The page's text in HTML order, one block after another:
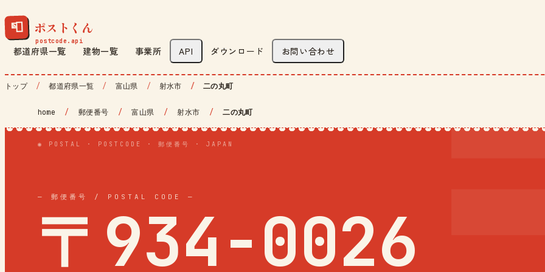
📮 ポストくん
都道府県一覧 建物一覧 事業所 API ダウンロード お問い合わせ
トップ 都道府県一覧 富山県 射水市 二の丸町
home / 郵便番号 / 富山県 / 射水市 / 二の丸町
◉ POSTAL · POSTCODE · 郵便番号 · JAPAN
— 郵便番号 / POSTAL CODE —
〒934-0026